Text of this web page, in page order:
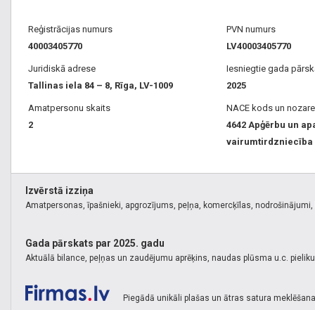
Reģistrācijas numurs
40003405770
PVN numurs
LV40003405770
Juridiskā adrese
Tallinas iela 84 – 8, Rīga, LV-1009
Iesniegtie gada
2025
Amatpersonu skaits
2
NACE kods un nozare
4642 Apģērbu un
vairumtirdzniecība
Izvērstā izziņa
Amatpersonas, īpašnieki, apgrozījums, peļņa, komercķīlas,
Gada pārskats par 2025. gadu
Aktuālā bilance, peļņas un zaudējumu aprēķins, naudas plūsma u.c.
Piegādā unikāli plašas un ātras satura